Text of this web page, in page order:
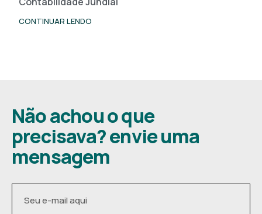
CONTINUAR LENDO
Não achou o que
precisava? envie uma
mensagem